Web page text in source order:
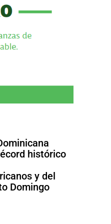
histórico
y del
Domingo